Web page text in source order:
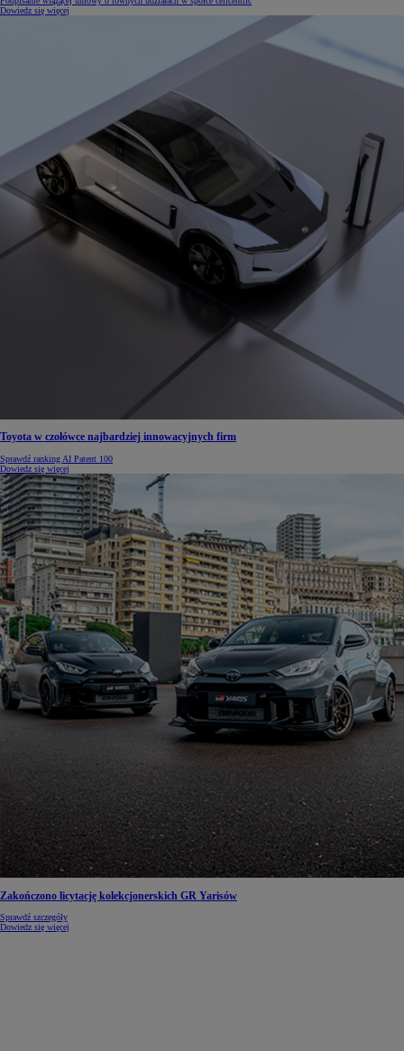
Dowiedz się więcej
Toyota w czołówce najbardziej innowacyjnych firm
Sprawdź ranking AI Patent 100
Dowiedz się więcej
Zakończono licytację kolekcjonerskich GR Yarisów
Sprawdź szczegóły
Dowiedz się więcej